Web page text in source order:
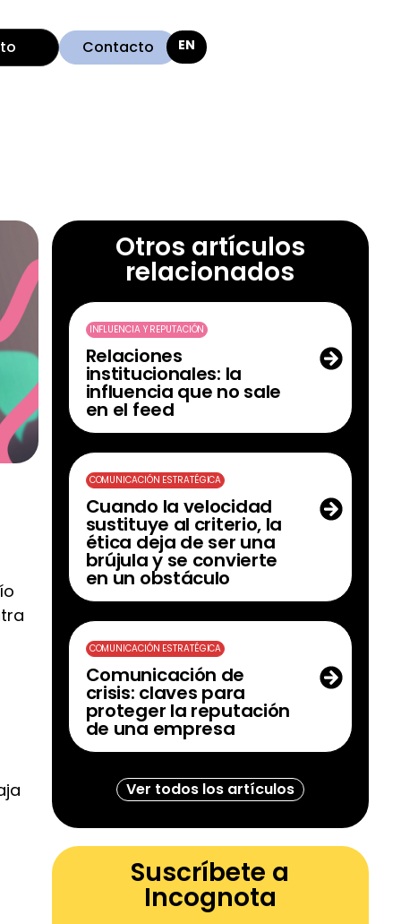
Contacto
Otros artículos
relacionados
INFLUENCIA Y REPUTACIÓN
Relaciones
institucionales: la
influencia que no sale
en el feed
COMUNICACIÓN ESTRATÉGICA
Cuando la velocidad
sustituye al criterio, la
ética deja de ser una
brújula y se convierte
en un obstáculo
COMUNICACIÓN ESTRATÉGICA
Comunicación de
crisis: claves para
proteger la reputación
de una empresa
Ver todos los artículos
Suscríbete a
Incognota